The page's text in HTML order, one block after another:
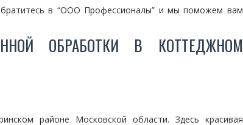
в “ООО Профессионалы” и мы поможем вам
ОБРАБОТКИ В КОТТЕДЖНОМ
районе Московской области. Здесь красивая